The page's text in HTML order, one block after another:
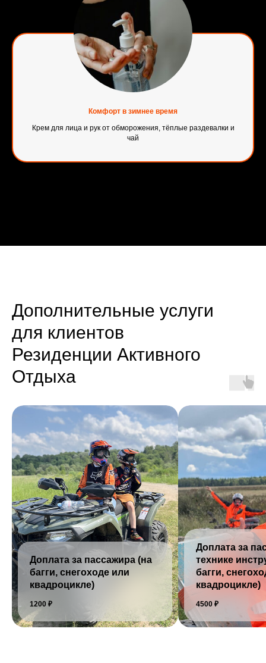
Комфорт в зимнее время
Крем для лица и рук от обморожения, тёплые раздевалки и
чай
Дополнительные услуги
для клиентов
Резиденции Активного
Отдыха
Доплата за пассажира (на
багги, снегоходе или
квадроцикле)
1200 ₽
Доплата за
технике
багги,
квадроцикле)
4500 ₽